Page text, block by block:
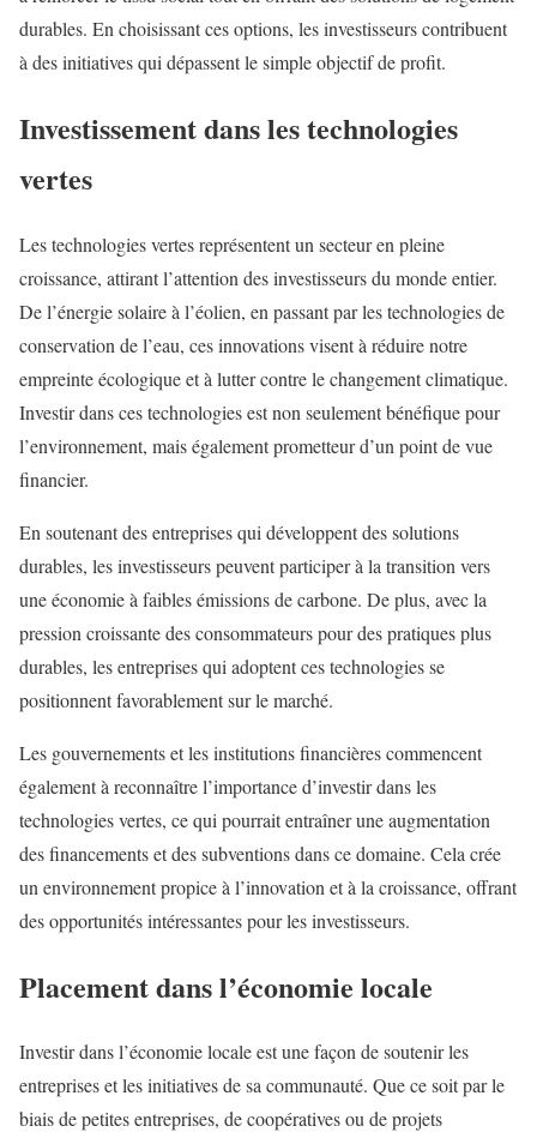
durables. En choisissant ces options, les investisseurs contribuent
à des initiatives qui dépassent le simple objectif de profit.
Investissement dans les technologies
vertes
Les technologies vertes représentent un secteur en pleine
croissance, attirant l’attention des investisseurs du monde entier.
De l’énergie solaire à l’éolien, en passant par les technologies de
conservation de l’eau, ces innovations visent à réduire notre
empreinte écologique et à lutter contre le changement climatique.
Investir dans ces technologies est non seulement bénéfique pour
l’environnement, mais également prometteur d’un point de vue
financier.
En soutenant des entreprises qui développent des solutions
durables, les investisseurs peuvent participer à la transition vers
une économie à faibles émissions de carbone. De plus, avec la
pression croissante des consommateurs pour des pratiques plus
durables, les entreprises qui adoptent ces technologies se
positionnent favorablement sur le marché.
Les gouvernements et les institutions financières commencent
également à reconnaître l’importance d’investir dans les
technologies vertes, ce qui pourrait entraîner une augmentation
des financements et des subventions dans ce domaine. Cela crée
un environnement propice à l’innovation et à la croissance, offrant
des opportunités intéressantes pour les investisseurs.
Placement dans l’économie locale
Investir dans l’économie locale est une façon de soutenir les
entreprises et les initiatives de sa communauté. Que ce soit par le
biais de petites entreprises, de coopératives ou de projets